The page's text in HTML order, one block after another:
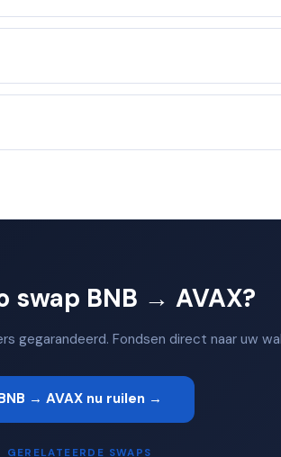
swap BNB → AVAX?
gegarandeerd. Fondsen direct naar uw
→ AVAX nu ruilen →
GERELATEERDE SWAPS